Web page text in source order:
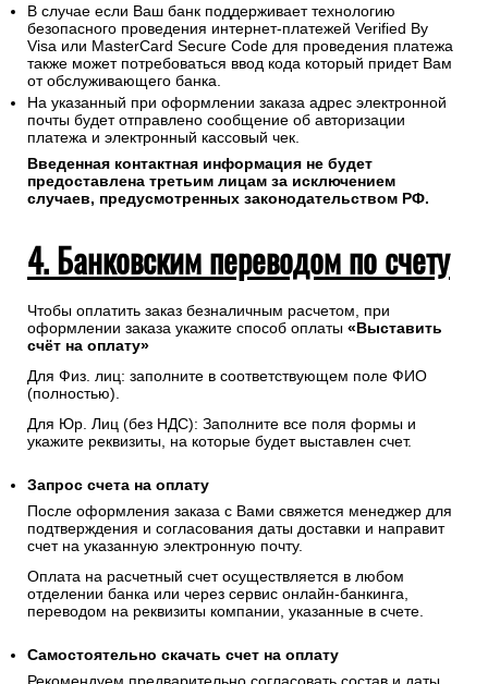
В случае если Ваш банк поддерживает технологию
безопасного проведения интернет-платежей Verified By
Visa или MasterCard Secure Code для проведения платежа
также может потребоваться ввод кода который придет Вам
от обслуживающего банка.
На указанный при оформлении заказа адрес электронной
почты будет отправлено сообщение об авторизации
платежа и электронный кассовый чек.
Введенная контактная информация не будет
предоставлена третьим лицам за исключением
случаев, предусмотренных законодательством РФ.
4. Банковским переводом по счету
Чтобы оплатить заказ безналичным расчетом, при
оформлении заказа укажите способ оплаты «Выставить
счёт на оплату»
Для Физ. лиц: заполните в соответствующем поле ФИО
(полностью).
Для Юр. Лиц (без НДС): Заполните все поля формы и
укажите реквизиты, на которые будет выставлен счет.
Запрос счета на оплату
После оформления заказа с Вами свяжется менеджер для
подтверждения и согласования даты доставки и направит
счет на указанную электронную почту.
Оплата на расчетный счет осуществляется в любом
отделении банка или через сервис онлайн-банкинга,
переводом на реквизиты компании, указанные в счете.
Самостоятельно скачать счет на оплату